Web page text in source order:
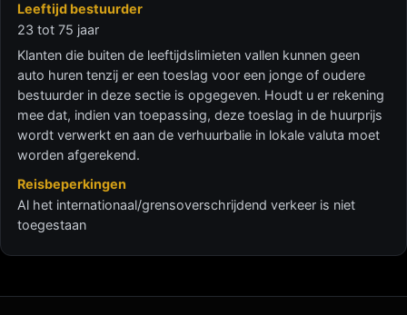
Leeftijd bestuurder
23 tot 75 jaar
Klanten die buiten de leeftijdslimieten vallen kunnen geen
auto huren tenzij er een toeslag voor een jonge of oudere
bestuurder in deze sectie is opgegeven. Houdt u er rekening
mee dat, indien van toepassing, deze toeslag in de huurprijs
wordt verwerkt en aan de verhuurbalie in lokale valuta moet
worden afgerekend.
Reisbeperkingen
Al het internationaal/grensoverschrijdend verkeer is niet
toegestaan